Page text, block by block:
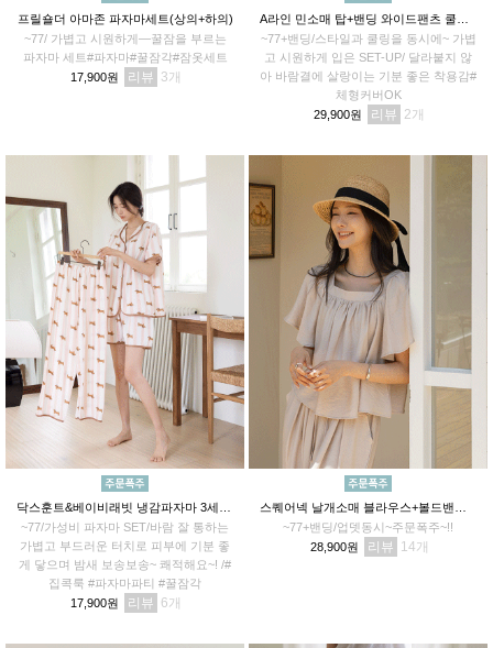
프릴숄더 아마존 파자마세트(상의+하의)
~77/ 가볍고 시원하게—꿀잠을 부르는
파자마 세트#파자마#꿀잠각#잠옷세트
17,900원
리뷰 3
~77+밴딩/스타일과 쿨링을 동시에~ 가볍
고 시원하게 입은 SET-UP/ 달라붙지 않
아 바람결에 살랑이는 기분 좋은 착용감#
체형커버OK
29,900원
리뷰 2
~77/가성비 파자마 SET/바람 잘 통하는
가볍고 부드러운 터치로 피부에 기분 좋
게 닿으며 밤새 보송보송~ 쾌적해요~! /#
집콕룩 #파자마파티 #꿀잠각
17,900원
리뷰 6
~77+밴딩/업뎃동시~주문폭주~!!
28,900원
리뷰 14